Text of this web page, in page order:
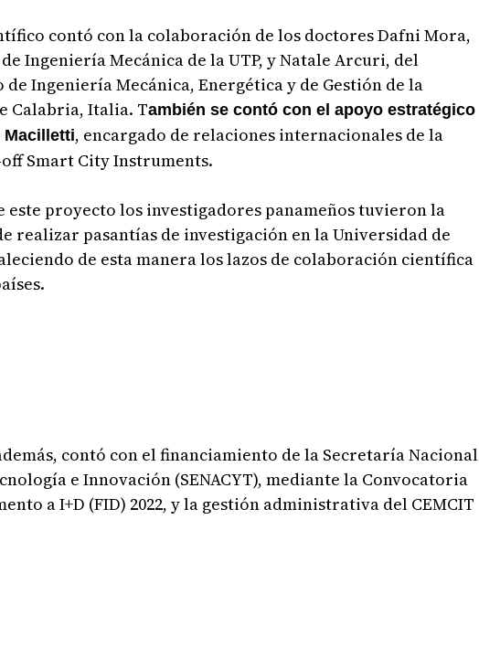
contó con la colaboración de los doctores Dafni Mora,
Ingeniería Mecánica de la UTP, y Natale Arcuri, del
Ingeniería Mecánica, Energética y de Gestión de la
Calabria, Italia. También se contó con el apoyo estratégico
Macilletti, encargado de relaciones internacionales de la
Smart City Instruments.
este proyecto los investigadores panameños tuvieron la
realizar pasantías de investigación en la Universidad de
de esta manera los lazos de colaboración científica
contó con el financiamiento de la Secretaría Nacional
e Innovación (SENACYT), mediante la Convocatoria
a I+D (FID) 2022, y la gestión administrativa del CEMCIT